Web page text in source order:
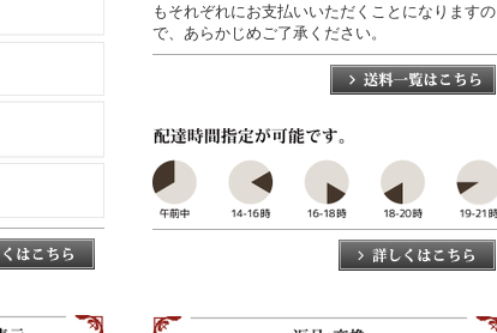
もそれぞれにお支払いいただくことになりますの
で、あらかじめご了承ください。